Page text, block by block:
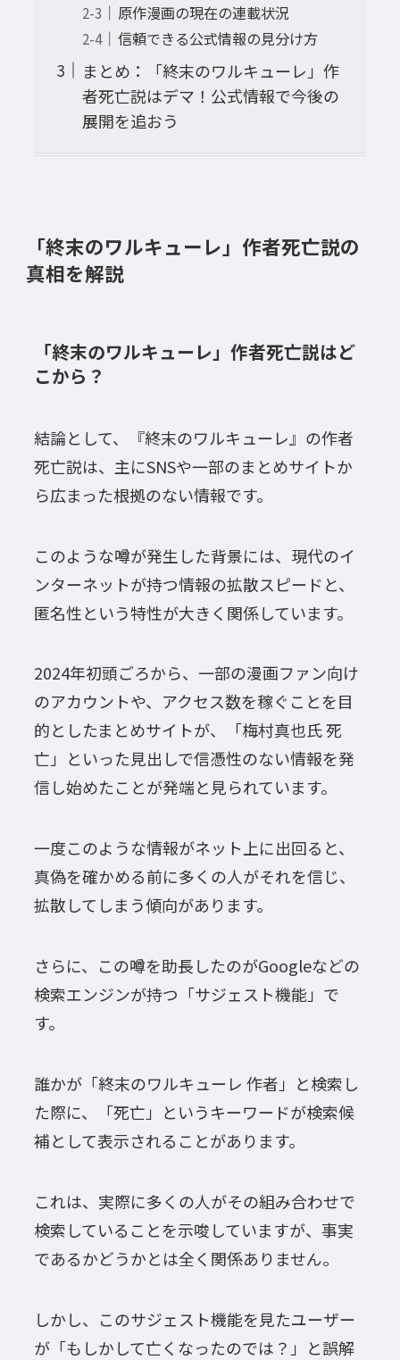
原作漫画の現在の連載状況
信頼できる公式情報の見分け方
まとめ：「終末のワルキューレ」作
者死亡説はデマ！公式情報で今後の
展開を追おう
「終末のワルキューレ」作者死亡説の
真相を解説
「終末のワルキューレ」作者死亡説はど
こから？
結論として、『終末のワルキューレ』の作者
死亡説は、主にSNSや一部のまとめサイトか
ら広まった根拠のない情報です。
このような噂が発生した背景には、現代のイ
ンターネットが持つ情報の拡散スピードと、
匿名性という特性が大きく関係しています。
2024年初頭ごろから、一部の漫画ファン向け
のアカウントや、アクセス数を稼ぐことを目
的としたまとめサイトが、「梅村真也氏 死
亡」といった見出しで信憑性のない情報を発
信し始めたことが発端と見られています。
一度このような情報がネット上に出回ると、
真偽を確かめる前に多くの人がそれを信じ、
拡散してしまう傾向があります。
さらに、この噂を助長したのがGoogleなどの
検索エンジンが持つ「サジェスト機能」で
す。
誰かが「終末のワルキューレ 作者」と検索し
た際に、「死亡」というキーワードが検索候
補として表示されることがあります。
これは、実際に多くの人がその組み合わせで
検索していることを示唆していますが、事実
であるかどうかとは全く関係ありません。
しかし、このサジェスト機能を見たユーザー
が「もしかして亡くなったのでは？」と誤解